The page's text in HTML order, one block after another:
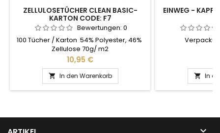
ZELLULOSETÜCHER CLEAN BASIC-
KARTON CODE: F7
Bewertungen: 0
100 Tücher / Karton 54% Polyester, 46%
Zellulose 70g/ m2
Preis
10,95 €
 In den Warenkorb
EINWEG -
 In